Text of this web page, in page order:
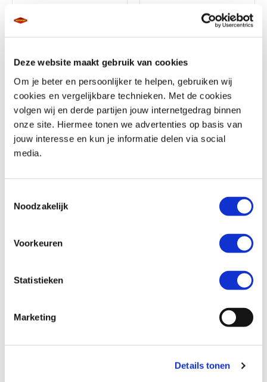
Deze website maakt gebruik van cookies
Om je beter en persoonlijker te helpen, gebruiken wij
cookies en vergelijkbare technieken. Met de cookies
volgen wij en derde partijen jouw internetgedrag binnen
onze site. Hiermee tonen we advertenties op basis van
jouw interesse en kun je informatie delen via social
media.
Noodzakelijk
Voorkeuren
Statistieken
Marketing
Details tonen
Triumph BONNEVILLE T100
€ 11.490,-
Uit2024
Honda
XL 750 TRANSALP
€ 12.699,-
MotoPort Almere
CBR 650 R ABS
MotoPort Assen